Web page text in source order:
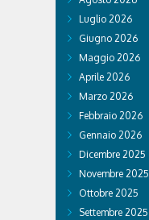
Luglio 2026
Giugno 2026
Maggio 2026
Aprile 2026
Marzo 2026
Febbraio 2026
Gennaio 2026
Dicembre 2025
Novembre 2025
Ottobre 2025
Settembre 2025